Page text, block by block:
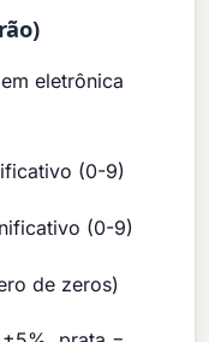
eletrônica
(0-9)
(0-9)
de zeros)